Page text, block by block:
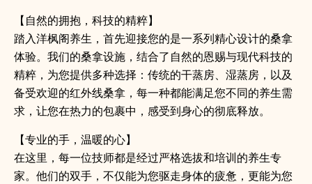
【自然的拥抱，科技的精粹】
踏入洋枫阁养生，首先迎接您的是一系列精心设计的桑拿
体验。我们的桑拿设施，结合了自然的恩赐与现代科技的
精粹，为您提供多种选择：传统的干蒸房、湿蒸房，以及
备受欢迎的红外线桑拿，每一种都能满足您不同的养生需
求，让您在热力的包裹中，感受到身心的彻底释放。
【专业的手，温暖的心】
在这里，每一位技师都是经过严格选拔和培训的养生专
家。他们的双手，不仅能为您驱走身体的疲惫，更能为您